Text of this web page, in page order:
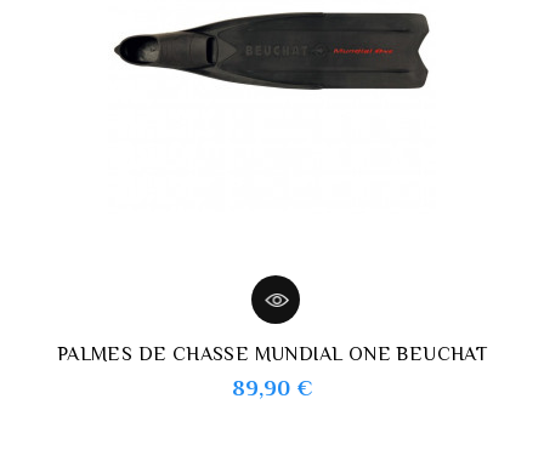
PALMES DE CHASSE MUNDIAL ONE BEUCHAT
89,90 €Prix